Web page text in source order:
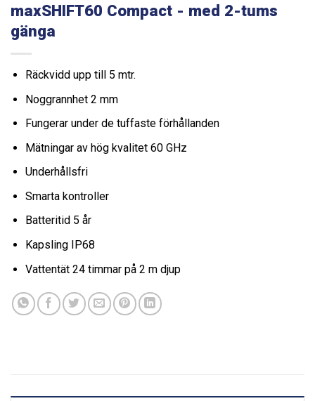
maxSHIFT60 Compact - med 2-tums
gänga
Räckvidd upp till 5 mtr.
Noggrannhet 2 mm
Fungerar under de tuffaste förhållanden
Mätningar av hög kvalitet 60 GHz
Underhållsfri
Smarta kontroller
Batteritid 5 år
Kapsling IP68
Vattentät 24 timmar på 2 m djup